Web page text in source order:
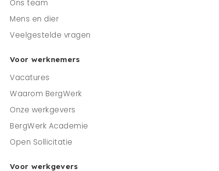
info@bergwerk.nu
Ons team
Mens en dier
Veelgestelde vragen
Voor werknemers
Vacatures
Waarom BergWerk
Onze werkgevers
BergWerk Academie
Open Sollicitatie
Voor werkgevers